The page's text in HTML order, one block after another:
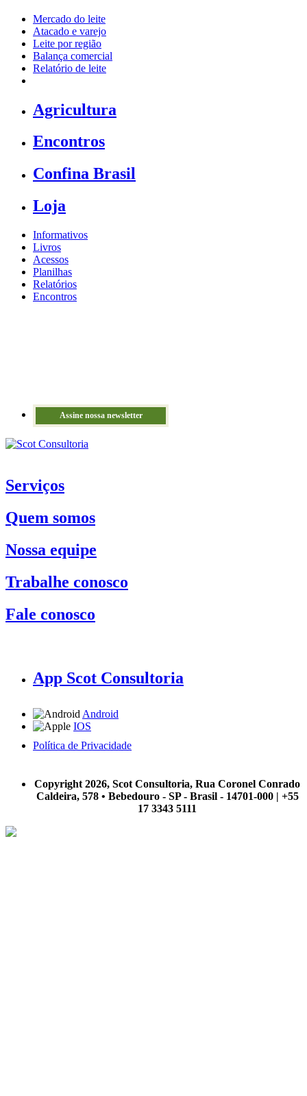
Mercado do leite
Atacado e varejo
Leite por região
Balança comercial
Relatório de leite
Agricultura
Encontros
Confina Brasil
Loja
Informativos
Livros
Acessos
Planilhas
Relatórios
Encontros
Assine nossa newsletter
Serviços
Quem somos
Nossa equipe
Trabalhe conosco
Fale conosco
App Scot Consultoria
Android
IOS
Política de Privacidade
Copyright 2026, Scot Consultoria, Rua Coronel Conrado
Caldeira, 578 • Bebedouro - SP - Brasil - 14701-000 | +55
17 3343 5111